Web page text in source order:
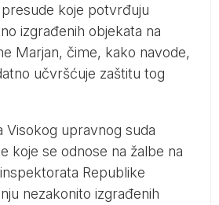
koje potvrđuju
izgrađenih objekata na
Marjan, čime, kako navode,
učvršćuje zaštitu tog
Visokog upravnog suda
koje se odnose na žalbe na
Republike
nezakonito izgrađenih